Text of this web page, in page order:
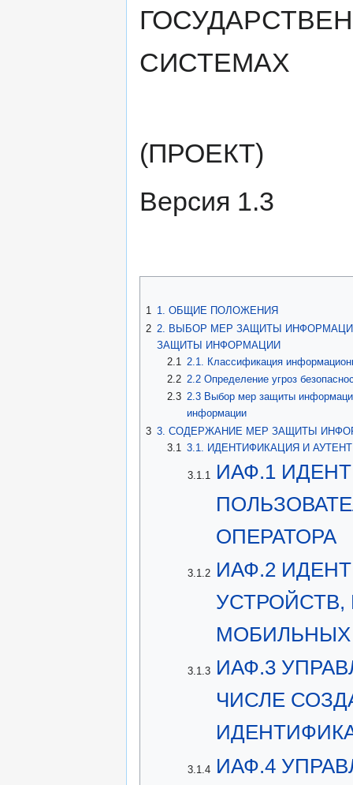
СИСТЕМАХ
(ПРОЕКТ)
Версия 1.3
1 1. ОБЩИЕ ПОЛОЖЕНИЯ
2 2. ВЫБОР МЕР ЗАЩИТЫ
ЗАЩИТЫ ИНФОРМАЦИИ
2.1
2.1. Классификация
2.2 2.2 Определение угроз
2.3 2.3 Выбор мер защиты
информации
3 3. СОДЕРЖАНИЕ МЕР ЗАЩИТЫ
3.1
3.1. ИДЕНТИФИКАЦИЯ И
3.1.1
ИАФ.1
ОПЕРАТОРА
3.1.2 ИАФ.2
МОБИЛЬНЫХ
3.1.3 ИАФ.3
ЧИСЛЕ
3.1.4 ИАФ.4